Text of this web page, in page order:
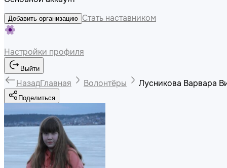
Добавить организацию Стать наставником
Настройки профиля
Выйти
НазадГлавная Волонтёры Лусникова Варвара
Поделиться